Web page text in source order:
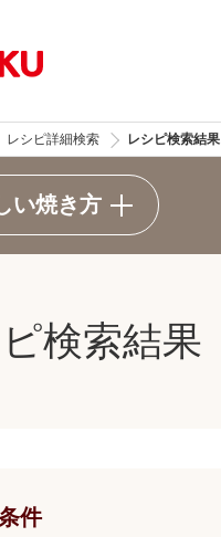
レシピ詳細検索 レシピ検索結果
い焼き方
検索結果
件